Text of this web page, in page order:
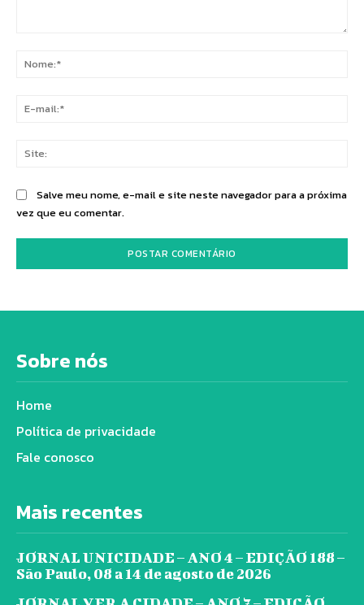
Salve meu nome, e-mail e site neste navegador para a próxima
vez que eu comentar.
Sobre nós
Home
Política de privacidade
Fale conosco
Mais recentes
JORNAL UNICIDADE – ANO 4 – EDIÇÃO 188 –
São Paulo, 08 a 14 de agosto de 2026